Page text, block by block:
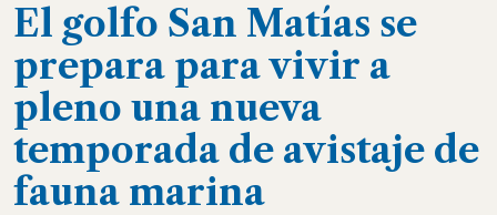
El golfo San Matías se
prepara para vivir a
pleno una nueva
temporada de avistaje de
fauna marina